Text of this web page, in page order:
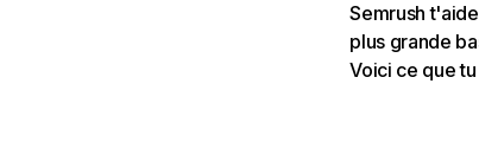
Semrush
plus grande
Voici ce que